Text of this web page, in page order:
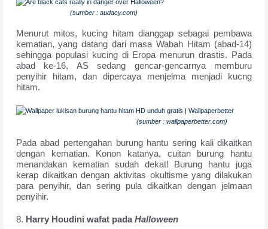
(sumber : audacy.com)
Menurut mitos, kucing hitam dianggap sebagai pembawa
kematian, yang datang dari masa Wabah Hitam (abad-14)
sehingga populasi kucing di Eropa menurun drastis. Pada
abad ke-16, AS sedang gencar-gencarnya memburu
penyihir hitam, dan dipercaya menjelma menjadi kucng
hitam.
(sumber : wallpaperbetter.com)
Pada abad pertengahan burung hantu sering kali dikaitkan
dengan kematian. Konon katanya, cuitan burung hantu
menandakan kematian sudah dekat! Burung hantu juga
kerap dikaitkan dengan aktivitas okultisme yang dilakukan
para penyihir, dan sering pula dikaitkan dengan jelmaan
penyihir.
8. Harry Houdini wafat padaHalloween